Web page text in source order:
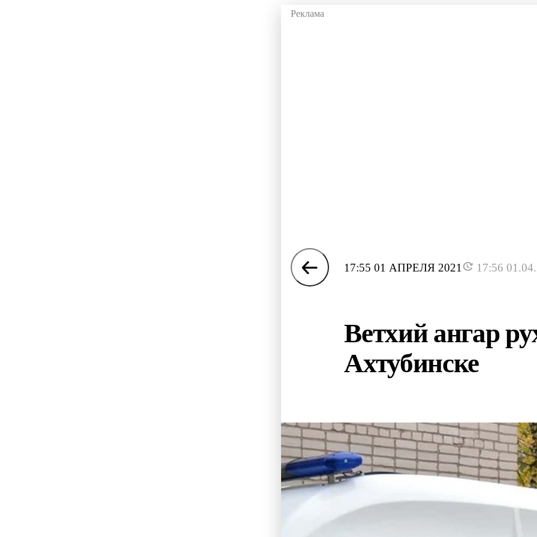
17:55 01 АПРЕЛЯ 2021 17:56
Ветхий ангар
Ахтубинске